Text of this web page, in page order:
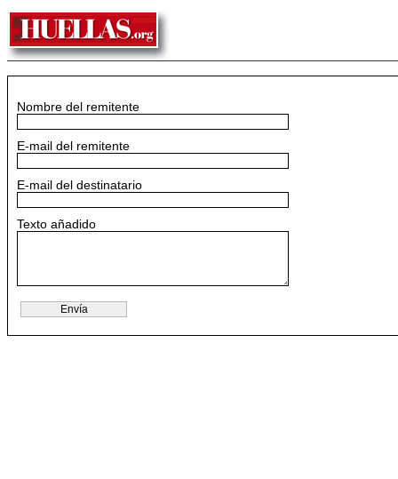
Nombre del remitente
E-mail del remitente
E-mail del destinatario
Texto añadido